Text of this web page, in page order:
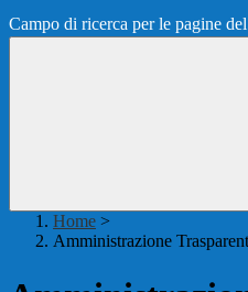
Campo di ricerca per le pagine
Home >
Amministrazione